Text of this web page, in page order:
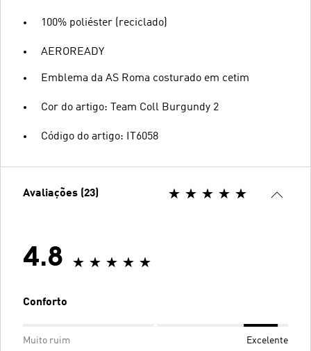
100% poliéster (reciclado)
AEROREADY
Emblema da AS Roma costurado em cetim
Cor do artigo: Team Coll Burgundy 2
Código do artigo: IT6058
Avaliações (23)
4.8
Conforto
Muito ruim Excelente